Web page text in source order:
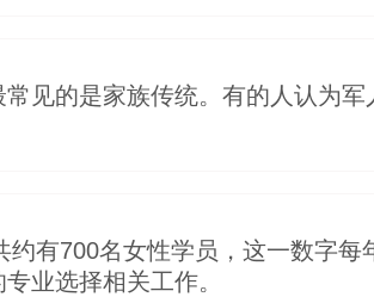
见的是家族传统。有的人认为
有700名女性学员，这一数字
业选择相关工作。